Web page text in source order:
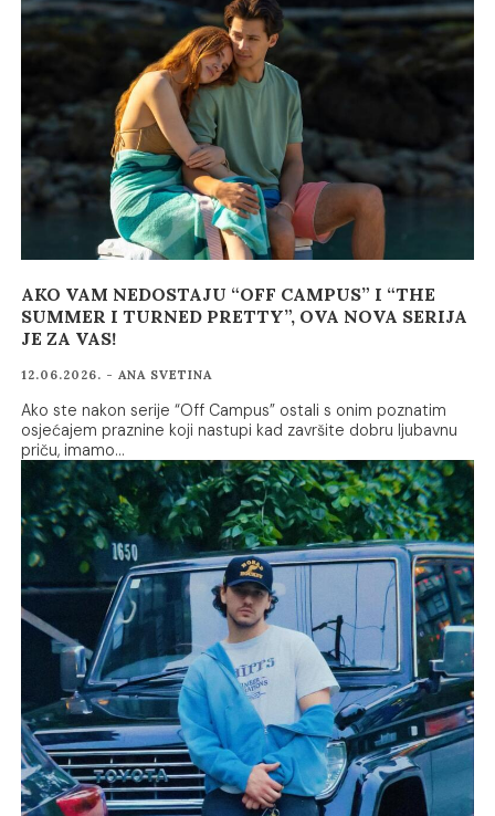
AKO VAM NEDOSTAJU “OFF CAMPUS” I “THE
SUMMER I TURNED PRETTY”, OVA NOVA SERIJA
JE ZA VAS!
12.06.2026. - ANA SVETINA
Ako ste nakon serije “Off Campus” ostali s onim poznatim
osjećajem praznine koji nastupi kad završite dobru ljubavnu
priču, imamo…